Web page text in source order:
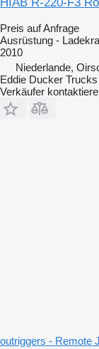
Preis auf Anfrage
Ausrüstung -
2010
Niederlande,
Eddie Ducker
Verkäufer
outriggers - Remote